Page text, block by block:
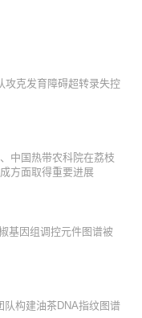
攻克发育障碍超转录失控
中国热带农科院在荔枝
方面取得重要进展
基因组调控元件图谱被
队构建油茶DNA指纹图谱